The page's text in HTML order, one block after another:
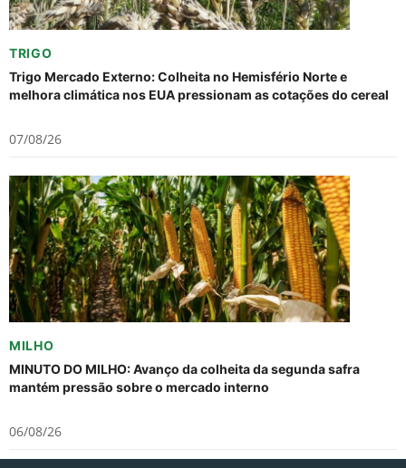
TRIGO
Trigo Mercado Externo: Colheita no Hemisfério Norte e
melhora climática nos EUA pressionam as cotações do cereal
07/08/26
MILHO
MINUTO DO MILHO: Avanço da colheita da segunda safra
mantém pressão sobre o mercado interno
06/08/26